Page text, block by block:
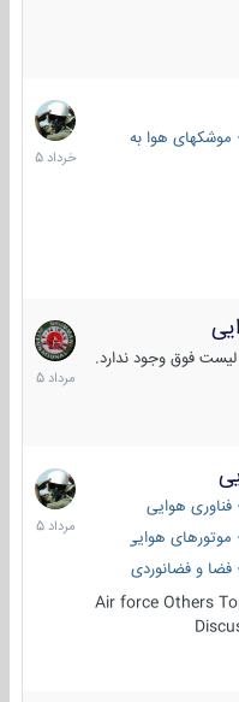
هوا به سطح
30
خرداد
1405
فوق وجود ندارد.
7
مرداد
1405
هوایی
هوایی
و فضانوردی
Air force Others
2
مرداد
1405